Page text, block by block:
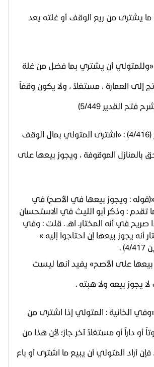
يشترى من ريع الوقف أو غلته يعد
«وللمتولي أن يشتري بما فضل من غلة
إلى العمارة ، مستغلاً ، ولا يكون وقفاً
القدير 5/449)
وقال الدر المختار (4/416) : «اشترى المتولي بمال الوقف
بالمنازل الموقوفة ، ويجوز بيعها على
«(قوله : ويجوز بيعها في الأصح) في
ما تقدم : وذكر أبو الليث في الاستحسان
صريح في أنه المختار. اهـ . قلت : وفي
أنه يجوز بيعها إن احتاجوا إليه »
.
على الأصح» يفيد أنها ليست
يجوز بيعه ولا هبته .
الخانية : المتولي إذا اشترى من
أو داراً أو مستغلاً آخر جاز؛ لأن هذا من
أراد المتولي أن يبيع ما اشترى أو باع